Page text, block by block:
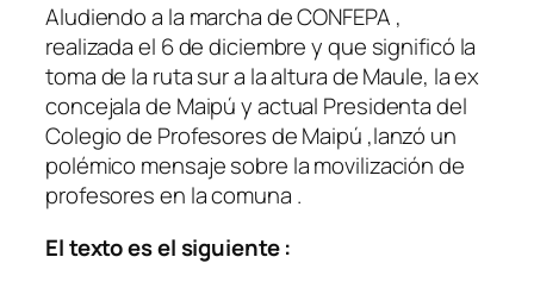
Aludiendo a la marcha de CONFEPA ,
realizada el 6 de diciembre y que significó la
toma de la ruta sur a la altura de Maule, la ex
concejala de Maipú y actual Presidenta del
Colegio de Profesores de Maipú ,lanzó un
polémico mensaje sobre la movilización de
profesores en la comuna .
El texto es el siguiente :